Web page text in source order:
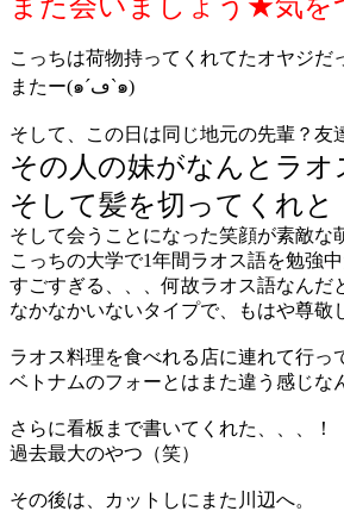
こっちは荷物持ってくれてたオヤジだ
またー(๑´ڡ`๑)
そして、この日は同じ地元の先輩？友
その人の妹がなんとラオ
そして髪を切ってくれと
そして会うことになった笑顔が素敵な
こっちの大学で1年間ラオス語を勉強中
すごすぎる、、、何故ラオス語なんだ
なかなかいないタイプで、もはや尊敬
ラオス料理を食べれる店に連れて行っ
ベトナムのフォーとはまた違う感じな
さらに看板まで書いてくれた、、、！
過去最大のやつ（笑）
その後は、カットしにまた川辺へ。